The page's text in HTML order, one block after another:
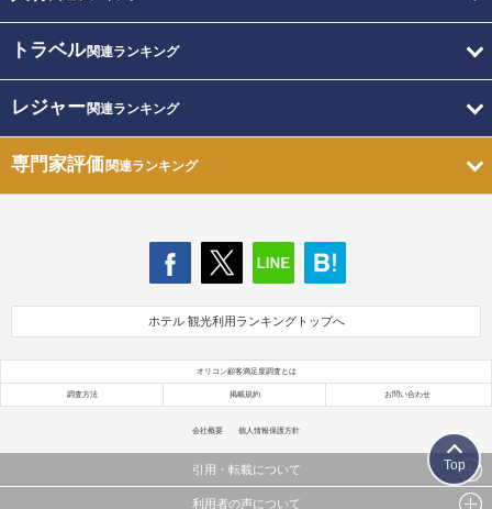
トラベル関連ランキング
レジャー関連ランキング
専門家評価関連ランキング
ホテル 観光利用ランキングトップへ
オリコン顧客満足度調査とは
調査方法 掲載規約 お問い合わせ
会社概要 個人情報保護方針
引用・転載について
利用者の声について
Top